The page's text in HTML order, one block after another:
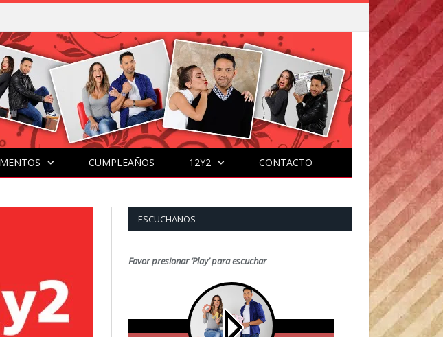
CUMPLEAÑOS 12Y2 CONTACTO
ESCUCHANOS
Favor presionar ‘Play’ para escuchar